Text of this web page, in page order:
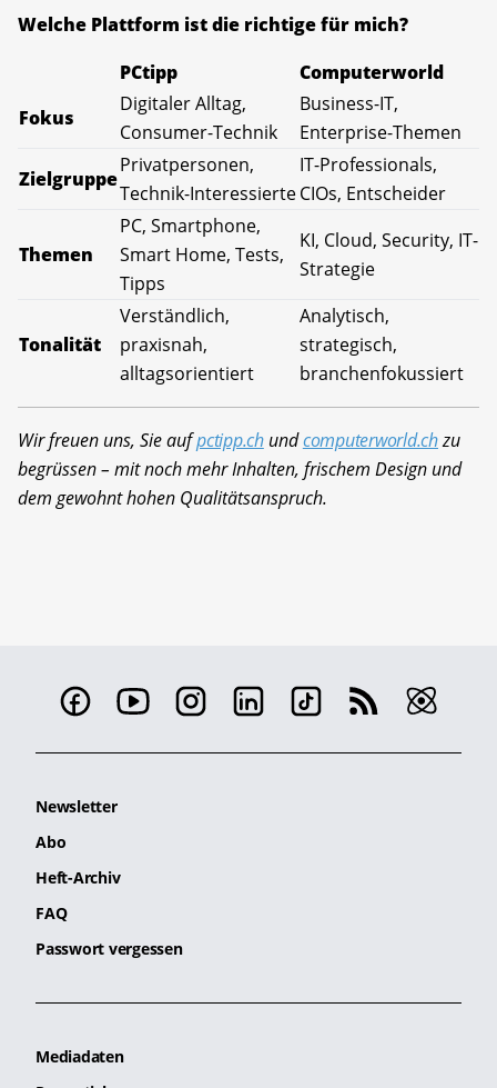
Welche Plattform ist die richtige für mich?
PCtipp
Computerworld
Fokus
Digitaler Alltag,
Consumer-Technik
Business-IT,
Enterprise-Themen
Zielgruppe
Privatpersonen,
Technik-Interessierte
IT-Professionals,
CIOs, Entscheider
Themen
PC, Smartphone,
Smart Home, Tests,
Tipps
KI, Cloud, Security, IT-
Strategie
Tonalität
Verständlich,
praxisnah,
alltagsorientiert
Analytisch,
strategisch,
branchenfokussiert
Wir freuen uns, Sie aufpctipp.chundcomputerworld.chzu
begrüssen – mit noch mehr Inhalten, frischem Design und
dem gewohnt hohen Qualitätsanspruch.
Newsletter
Abo
Heft-Archiv
FAQ
Passwort vergessen
Mediadaten